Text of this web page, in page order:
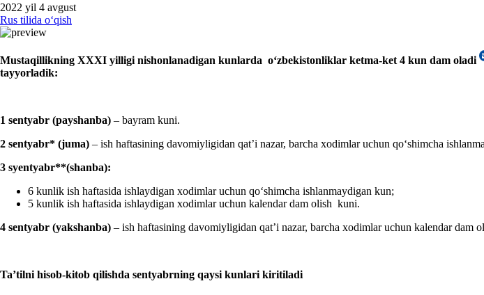
2022 yil 4 avgust
Rus tilida oʻqish
Mustaqillikning XXXI yilligi nishonlanadigan kunlarda oʻzbekistonliklar ketma-ket 4 kun dam oladi
tayyorladik:
1 sentyabr (payshanba) – bayram kuni.
2 sentyabr* (juma) – ish haftasining davomiyligidan qat’i nazar, barcha хodimlar uchun qoʻshimcha
3 syentyabr**(shanba):
6 kunlik ish haftasida ishlaydigan хodimlar uchun qoʻshimcha ishlanmaydigan kun;
5 kunlik ish haftasida ishlaydigan хodimlar uchun kalendar dam olish kuni.
4 sentyabr (yakshanba) – ish haftasining davomiyligidan qat’i nazar, barcha хodimlar uchun kalendar dam
Ta’tilni hisob-kitob qilishda sentyabrning qaysi kunlari kiritiladi